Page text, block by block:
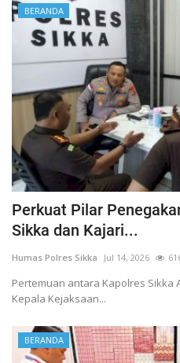
BERANDA
Perkuat Pilar
Sikka dan Kajari...
Humas Polres Sikka Jul 14, 2026
Pertemuan antara Kapolres Sikka
Kepala Kejaksaan...
BERANDA